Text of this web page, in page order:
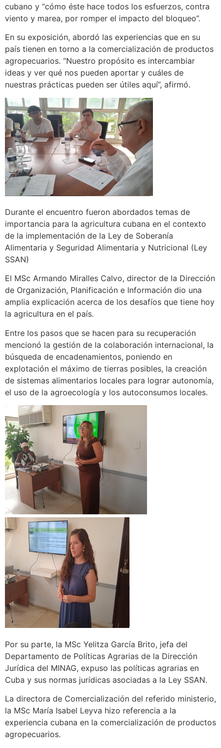
cubano y “cómo éste hace todos los esfuerzos, contra
viento y marea, por romper el impacto del bloqueo”.
En su exposición, abordó las experiencias que en su
país tienen en torno a la comercialización de productos
agropecuarios. “Nuestro propósito es intercambiar
ideas y ver qué nos pueden aportar y cuáles de
nuestras prácticas pueden ser útiles aquí”, afirmó.
Durante el encuentro fueron abordados temas de
importancia para la agricultura cubana en el contexto
de la implementación de la Ley de Soberanía
Alimentaria y Seguridad Alimentaria y Nutricional (Ley
SSAN)
El MSc Armando Miralles Calvo, director de la Dirección
de Organización, Planificación e Información dio una
amplia explicación acerca de los desafíos que tiene hoy
la agricultura en el país.
Entre los pasos que se hacen para su recuperación
mencionó la gestión de la colaboración internacional, la
búsqueda de encadenamientos, poniendo en
explotación el máximo de tierras posibles, la creación
de sistemas alimentarios locales para lograr autonomía,
el uso de la agroecología y los autoconsumos locales.
Por su parte, la MSc Yelitza García Brito, jefa del
Departamento de Políticas Agrarias de la Dirección
Jurídica del MINAG, expuso las políticas agrarias en
Cuba y sus normas jurídicas asociadas a la Ley SSAN.
La directora de Comercialización del referido ministerio,
la MSc María Isabel Leyva hizo referencia a la
experiencia cubana en la comercialización de productos
agropecuarios.